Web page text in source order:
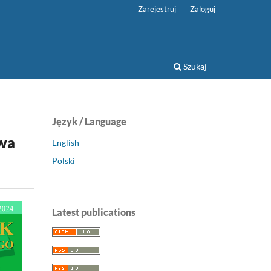
Szukaj
Zarejestruj Zaloguj
Język / Language
English
Polski
Latest publications